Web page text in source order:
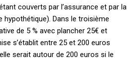
couverts par l’assurance et par la
hypothétique). Dans le troisième
de 5 % avec plancher 25€ et
s’établit entre 25 et 200 euros
serait autour de 200 euros si le